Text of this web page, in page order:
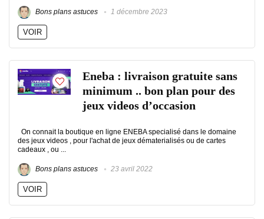
Bons plans astuces 1 décembre 2023
VOIR
Eneba : livraison gratuite sans
minimum .. bon plan pour des
jeux videos d’occasion
On connait la boutique en ligne ENEBA specialisé dans le domaine
des jeux videos , pour l'achat de jeux dématerialisés ou de cartes
cadeaux , ou ...
Bons plans astuces 23 avril 2022
VOIR